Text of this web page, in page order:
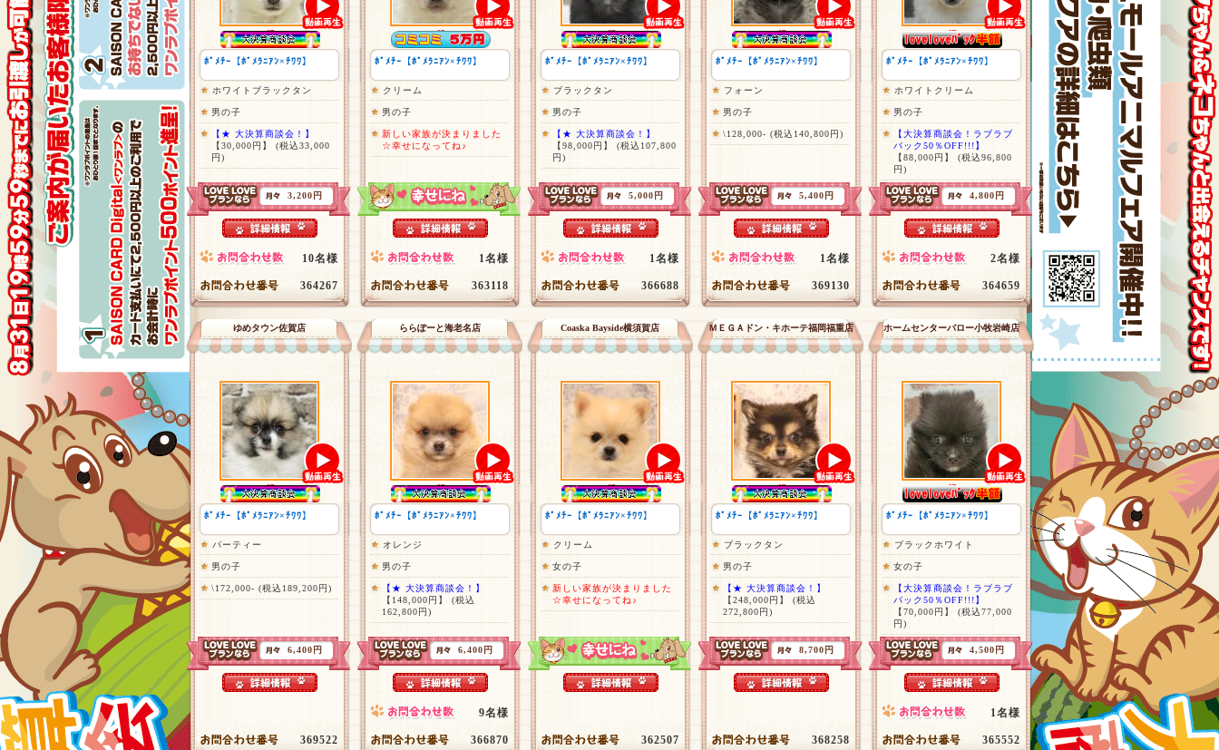
ﾎﾟﾒﾁｰ【ﾎﾟﾒﾗﾆｱﾝ×ﾁﾜﾜ】
ホワイトブラックタン
男の子
【★ 大決算商談会！】
【30,000円】
(税込33,000
円)
3,200円
10名様
364267
ﾎﾟﾒﾁｰ【ﾎﾟﾒﾗﾆｱﾝ×ﾁﾜﾜ】
クリーム
男の子
新しい家族が決まりました
☆幸せになってね♪
1名様
363118
ﾎﾟﾒﾁｰ【ﾎﾟﾒﾗﾆｱﾝ×ﾁﾜﾜ】
ブラックタン
男の子
【★ 大決算商談会！】
【98,000円】
(税込107,800
円)
5,000円
1名様
366688
ﾎﾟﾒﾁｰ【ﾎﾟﾒﾗﾆｱﾝ×ﾁﾜﾜ】
フォーン
男の子
\128,000- (税込140,800円)
5,400円
1名様
369130
ﾎﾟﾒﾁｰ【ﾎﾟﾒﾗﾆｱﾝ×ﾁﾜﾜ】
ホワイトクリーム
男の子
【大決算商談会！ラブラブ
パック50％OFF!!!】
【88,000円】
(税込96,800
円)
4,800円
2名様
364659
ゆめタウン佐賀店
ﾎﾟﾒﾁｰ【ﾎﾟﾒﾗﾆｱﾝ×ﾁﾜﾜ】
パーティー
男の子
\172,000- (税込189,200円)
6,400円
369522
ららぽーと海老名店
ﾎﾟﾒﾁｰ【ﾎﾟﾒﾗﾆｱﾝ×ﾁﾜﾜ】
オレンジ
男の子
【★ 大決算商談会！】
【148,000円】
(税込
162,800円)
6,400円
9名様
366870
Coaska Bayside横須賀店
ﾎﾟﾒﾁｰ【ﾎﾟﾒﾗﾆｱﾝ×ﾁﾜﾜ】
クリーム
女の子
新しい家族が決まりました
☆幸せになってね♪
362507
ＭＥＧＡドン・キホーテ福岡福重店
ﾎﾟﾒﾁｰ【ﾎﾟﾒﾗﾆｱﾝ×ﾁﾜﾜ】
ブラックタン
男の子
【★ 大決算商談会！】
【248,000円】
(税込
272,800円)
8,700円
368258
ホームセンターバロー小牧岩崎店
ﾎﾟﾒﾁｰ【ﾎﾟﾒﾗﾆｱﾝ×ﾁﾜﾜ】
ブラックホワイト
女の子
【大決算商談会！ラブラブ
パック50％OFF!!!】
【70,000円】
(税込77,000
円)
4,500円
1名様
365552